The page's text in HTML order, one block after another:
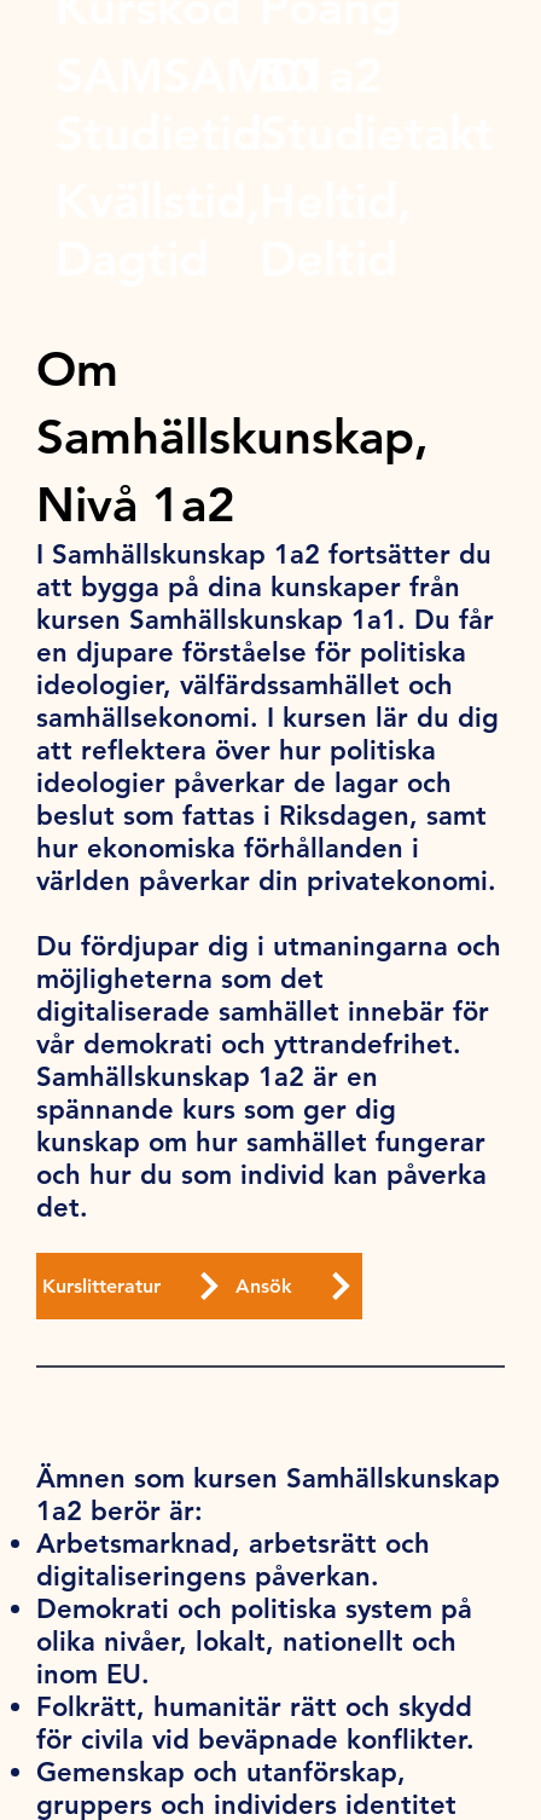
Om
Samhällskunskap,
Nivå 1a2
I Samhällskunskap 1a2 fortsätter du
att bygga på dina kunskaper från
kursen Samhällskunskap 1a1. Du får
en djupare förståelse för politiska
ideologier, välfärdssamhället och
samhällsekonomi. I kursen lär du dig
att reflektera över hur politiska
ideologier påverkar de lagar och
beslut som fattas i Riksdagen, samt
hur ekonomiska förhållanden i
världen påverkar din privatekonomi.
Du fördjupar dig i utmaningarna och
möjligheterna som det
digitaliserade samhället innebär för
vår demokrati och yttrandefrihet.
Samhällskunskap 1a2 är en
spännande kurs som ger dig
kunskap om hur samhället fungerar
och hur du som individ kan påverka
det.
Kurslitteratur Ansök
Ämnen som kursen Samhällskunskap
1a2 berör är:
Arbetsmarknad, arbetsrätt och
digitaliseringens påverkan.
Demokrati och politiska system på
olika nivåer, lokalt, nationellt och
inom EU.
Folkrätt, humanitär rätt och skydd
för civila vid beväpnade konflikter.
Gemenskap och utanförskap,
gruppers och individers identitet